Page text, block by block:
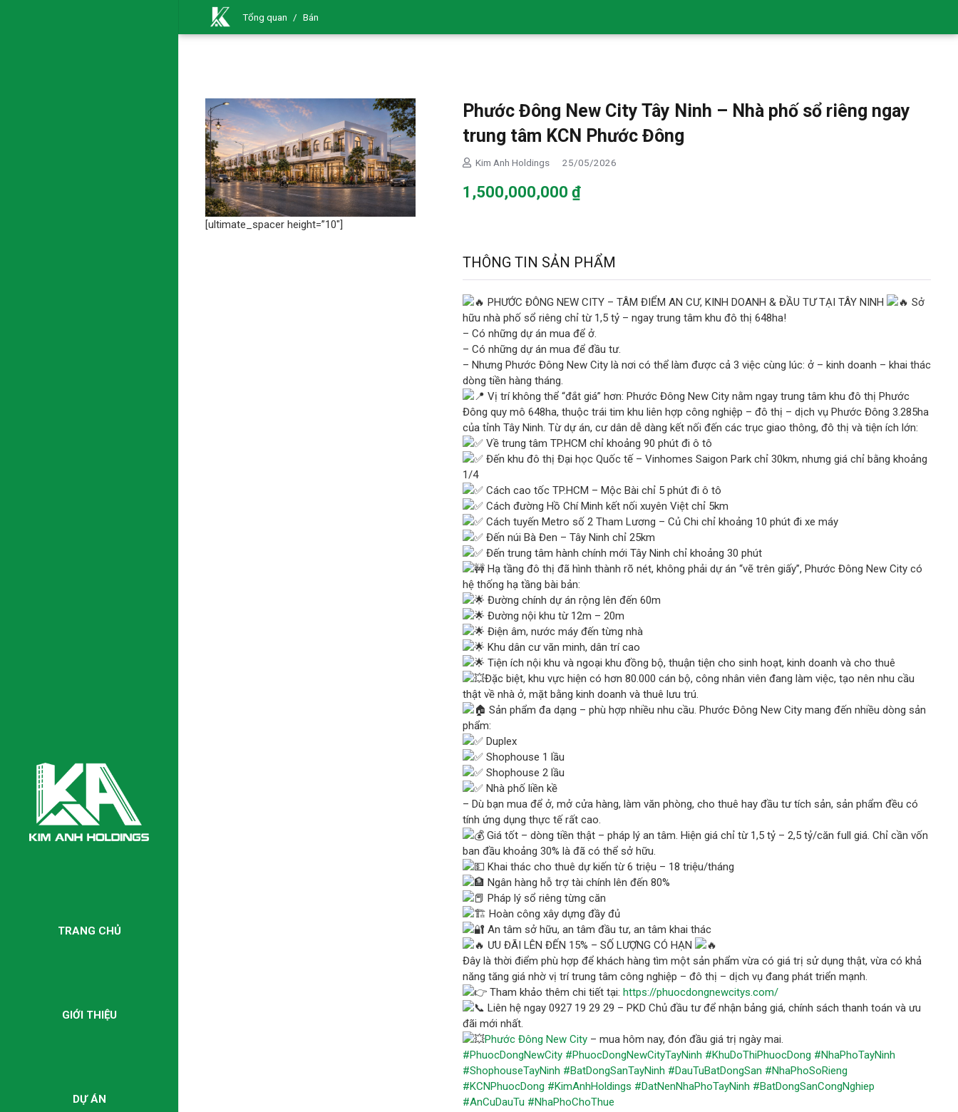
TRANG CHỦ
GIỚI THIỆU
DỰ ÁN
Tổng quan / Bán
[ultimate_spacer height=”10″]
Phước Đông New City Tây Ninh – Nhà phố sổ riêng ngay
trung tâm KCN Phước Đông
Kim Anh Holdings 25/05/2026
1,500,000,000₫
THÔNG TIN SẢN PHẨM
PHƯỚC ĐÔNG NEW CITY – TÂM ĐIỂM AN CƯ, KINH DOANH & ĐẦU TƯ TẠI TÂY NINH
Sở
hữu nhà phố sổ riêng chỉ từ 1,5 tỷ – ngay trung tâm khu đô thị 648ha!
– Có những dự án mua để ở.
– Có những dự án mua để đầu tư.
– Nhưng Phước Đông New City là nơi có thể làm được cả 3 việc cùng lúc: ở – kinh doanh – khai thác
dòng tiền hàng tháng.
Vị trí không thể “đắt giá” hơn: Phước Đông New City nằm ngay trung tâm khu đô thị Phước
Đông quy mô 648ha, thuộc trái tim khu liên hợp công nghiệp – đô thị – dịch vụ Phước Đông 3.285ha
của tỉnh Tây Ninh. Từ dự án, cư dân dễ dàng kết nối đến các trục giao thông, đô thị và tiện ích lớn:
Về trung tâm TP.HCM chỉ khoảng 90 phút đi ô tô
Đến khu đô thị Đại học Quốc tế – Vinhomes Saigon Park chỉ 30km, nhưng giá chỉ bằng khoảng
1/4
Cách cao tốc TP.HCM – Mộc Bài chỉ 5 phút đi ô tô
Cách đường Hồ Chí Minh kết nối xuyên Việt chỉ 5km
Cách tuyến Metro số 2 Tham Lương – Củ Chi chỉ khoảng 10 phút đi xe máy
Đến núi Bà Đen – Tây Ninh chỉ 25km
Đến trung tâm hành chính mới Tây Ninh chỉ khoảng 30 phút
Hạ tầng đô thị đã hình thành rõ nét, không phải dự án “vẽ trên giấy”, Phước Đông New City có
hệ thống hạ tầng bài bản:
Đường chính dự án rộng lên đến 60m
Đường nội khu từ 12m – 20m
Điện âm, nước máy đến từng nhà
Khu dân cư văn minh, dân trí cao
Tiện ích nội khu và ngoại khu đồng bộ, thuận tiện cho sinh hoạt, kinh doanh và cho thuê
Đặc biệt, khu vực hiện có hơn 80.000 cán bộ, công nhân viên đang làm việc, tạo nên nhu cầu
thật về nhà ở, mặt bằng kinh doanh và thuê lưu trú.
Sản phẩm đa dạng – phù hợp nhiều nhu cầu. Phước Đông New City mang đến nhiều dòng sản
phẩm:
Duplex
Shophouse 1 lầu
Shophouse 2 lầu
Nhà phố liền kề
– Dù bạn mua để ở, mở cửa hàng, làm văn phòng, cho thuê hay đầu tư tích sản, sản phẩm đều có
tính ứng dụng thực tế rất cao.
Giá tốt – dòng tiền thật – pháp lý an tâm. Hiện giá chỉ từ 1,5 tỷ – 2,5 tỷ/căn full giá. Chỉ cần vốn
ban đầu khoảng 30% là đã có thể sở hữu.
Khai thác cho thuê dự kiến từ 6 triệu – 18 triệu/tháng
Ngân hàng hỗ trợ tài chính lên đến 80%
Pháp lý sổ riêng từng căn
Hoàn công xây dựng đầy đủ
An tâm sở hữu, an tâm đầu tư, an tâm khai thác
ƯU ĐÃI LÊN ĐẾN 15% – SỐ LƯỢNG CÓ HẠN
Đây là thời điểm phù hợp để khách hàng tìm một sản phẩm vừa có giá trị sử dụng thật, vừa có khả
năng tăng giá nhờ vị trí trung tâm công nghiệp – đô thị – dịch vụ đang phát triển mạnh.
Tham khảo thêm chi tiết tại:https://phuocdongnewcitys.com/
Liên hệ ngay 0927 19 29 29 – PKD Chủ đầu tư để nhận bảng giá, chính sách thanh toán và ưu
đãi mới nhất.
Phước Đông New City – mua hôm nay, đón đầu giá trị ngày mai.
#PhuocDongNewCity #PhuocDongNewCityTayNinh #KhuDoThiPhuocDong #NhaPhoTayNinh
#ShophouseTayNinh #BatDongSanTayNinh #DauTuBatDongSan #NhaPhoSoRieng
#KCNPhuocDong #KimAnhHoldings #DatNenNhaPhoTayNinh #BatDongSanCongNghiep
#AnCuDauTu #NhaPhoChoThue